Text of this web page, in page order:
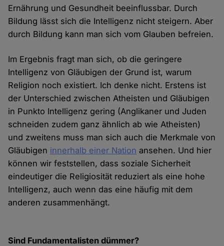
Ernährung und Gesundheit beeinflussbar. Durch
Bildung lässt sich die Intelligenz nicht steigern. Aber
durch Bildung kann man sich vom Glauben befreien.
Im Ergebnis fragt man sich, ob die geringere
Intelligenz von Gläubigen der Grund ist, warum
Religion noch existiert. Ich denke nicht. Erstens ist
der Unterschied zwischen Atheisten und Gläubigen
in Punkto Intelligenz gering (Anglikaner und Juden
schneiden zudem ganz ähnlich ab wie Atheisten)
und zweitens muss man sich auch die Merkmale von
Gläubigen innerhalb einer Nation ansehen. Und hier
können wir feststellen, dass soziale Sicherheit
eindeutiger die Religiosität reduziert als eine hohe
Intelligenz, auch wenn das eine häufig mit dem
anderen zusammenhängt.
Sind Fundamentalisten dümmer?